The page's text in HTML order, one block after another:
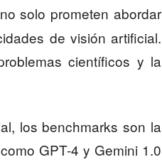
solo prometen abordar
de visión artificial.
científicos y la
los benchmarks son la
GPT-4 y Gemini 1.0